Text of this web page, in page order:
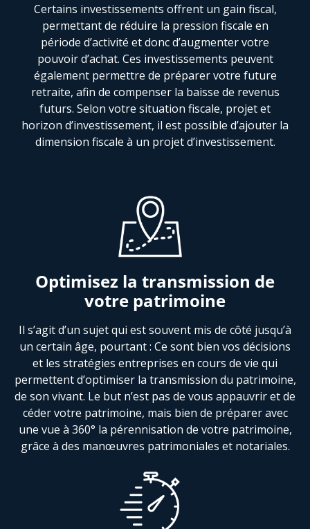
Certains investissements offrent un gain fiscal,
permettant de réduire la pression fiscale en
période d’activité et donc d’augmenter votre
pouvoir d’achat. Ces investissements peuvent
également permettre de préparer votre future
retraite, afin de compenser la baisse de revenus
futurs. Selon votre situation fiscale, projet et
horizon d’investissement, il est possible d’ajouter la
dimension fiscale à un projet d’investissement.
Optimisez la transmission de
votre patrimoine
Il s’agit d’un sujet qui est souvent mis de côté jusqu’à
un certain âge, pourtant : Ce sont bien vos décisions
et les stratégies entreprises en cours de vie qui
permettent d’optimiser la transmission du patrimoine,
de son vivant. Le but n’est pas de vous appauvrir et de
céder votre patrimoine, mais bien de préparer avec
une vue à 360° la pérennisation de votre patrimoine,
grâce à des manœuvres patrimoniales et notariales.